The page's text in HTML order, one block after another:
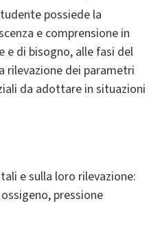
possiede la
e comprensione in
di bisogno, alle fasi del
rilevazione dei parametri
da adottare in situazioni
e sulla loro rilevazione:
pressione